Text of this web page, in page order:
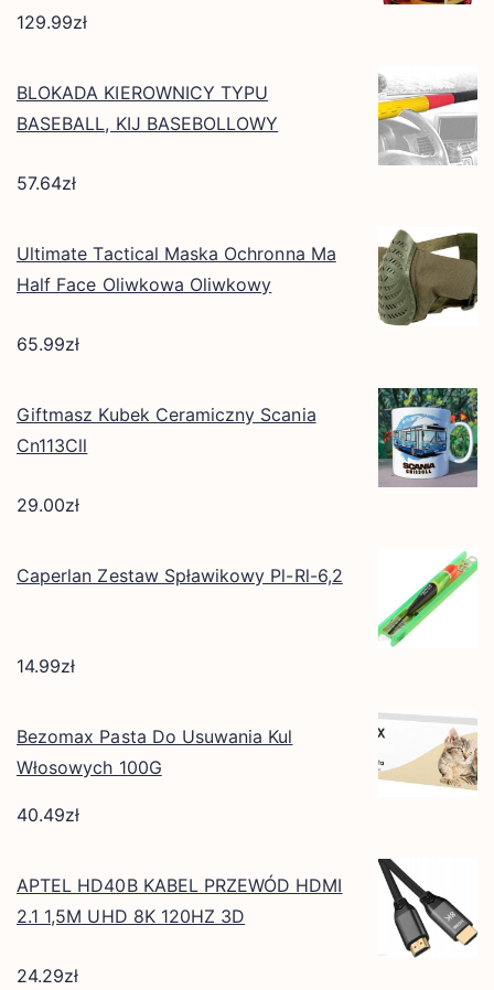
129.99zł
BLOKADA KIEROWNICY TYPU
BASEBALL, KIJ BASEBOLLOWY
57.64zł
Ultimate Tactical Maska Ochronna Ma
Half Face Oliwkowa Oliwkowy
65.99zł
Giftmasz Kubek Ceramiczny Scania
Cn113Cll
29.00zł
Caperlan Zestaw Spławikowy Pl-Rl-6,2
14.99zł
Bezomax Pasta Do Usuwania Kul
Włosowych 100G
40.49zł
APTEL HD40B KABEL PRZEWÓD HDMI
2.1 1,5M UHD 8K 120HZ 3D
24.29zł